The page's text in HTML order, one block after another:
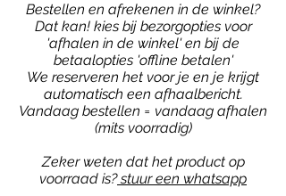
Bestellen en afrekenen in de winkel?
Dat kan! kies bij bezorgopties voor
'afhalen in de winkel' en bij de
betaalopties 'offline betalen'
We reserveren het voor je en je krijgt
automatisch een afhaalbericht.
Vandaag bestellen = vandaag afhalen
(mits voorradig)
Zeker weten dat het product op
voorraad is?stuur een whatsapp